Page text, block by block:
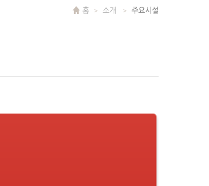
홈 소개 주요시설